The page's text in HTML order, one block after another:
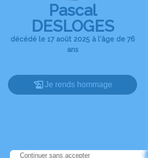
Pascal
DESLOGES
décédé le 17 août 2025 à l'âge de 76
ans
Je rends hommage